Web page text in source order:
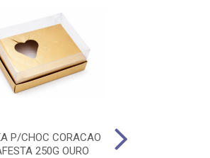
P/CHOC CORACAO
250G OURO